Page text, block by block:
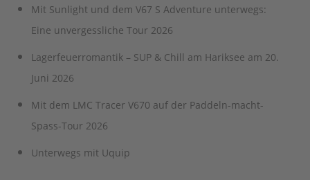
Mit Sunlight und dem V67 S Adventure unterwegs:
Eine unvergessliche Tour 2026
Lagerfeuerromantik – SUP & Chill am Hariksee am 20.
Juni 2026
Mit dem LMC Tracer V670 auf der Paddeln-macht-
Spass-Tour 2026
Unterwegs mit Uquip